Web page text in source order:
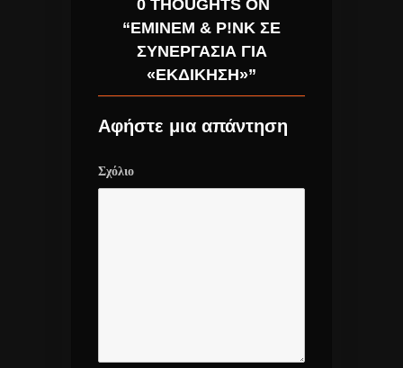
0 THOUGHTS ON
“EMINEM & P!NK ΣΕ
ΣΥΝΕΡΓΑΣΊΑ ΓΙΑ
«ΕΚΔΊΚΗΣΗ»”
Αφήστε μια απάντηση
Σχόλιο